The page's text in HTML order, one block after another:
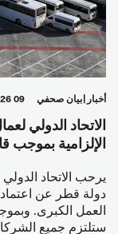
أخبار بيان صحفي 09 JUL 2026
الاتحاد الدولي
الإلزامية بموجب
دولة قطر عن
العمل الكبرى.
ستلتزم جميع